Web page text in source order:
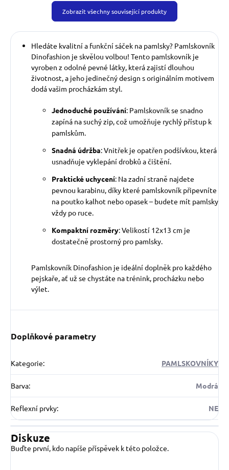
Zobrazit všechny související produkty
Hledáte kvalitní a funkční sáček na pamlsky? Pamlskovník
Dinofashion je skvělou volbou! Tento pamlskovník je
vyroben z odolné pevné látky, která zajistí dlouhou
životnost, a jeho jedinečný design s originálním motivem
dodá vašim procházkám styl.
Jednoduché používání: Pamlskovník se snadno
zapíná na suchý zip, což umožňuje rychlý přístup k
pamlskům.
Snadná údržba: Vnitřek je opatřen podšívkou, která
usnadňuje vyklepání drobků a čištění.
Praktické uchycení: Na zadní straně najdete
pevnou karabinu, díky které pamlskovník připevníte
na poutko kalhot nebo opasek – budete mít pamlsky
vždy po ruce.
Kompaktní rozměry: Velikostí 12x13 cm je
dostatečně prostorný pro pamlsky.
Pamlskovník Dinofashion je ideální doplněk pro každého
pejskaře, ať už se chystáte na trénink, procházku nebo
výlet.
Doplňkové parametry
Kategorie: PAMLSKOVNÍKY
Barva: Modrá
Reflexní prvky: NE
Diskuze
Buďte první, kdo napíše příspěvek k této položce.